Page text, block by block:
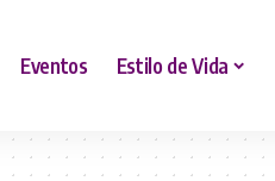
Eventos Estilo de Vida